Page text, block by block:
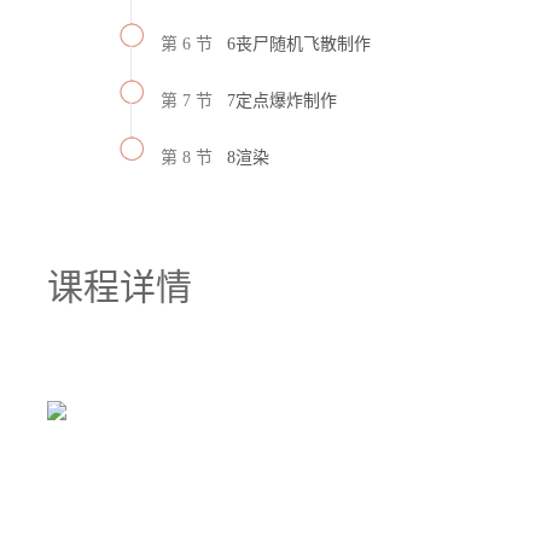
第 6 节 6丧尸随机飞散制作
第 7 节 7定点爆炸制作
第 8 节 8渲染
课程详情